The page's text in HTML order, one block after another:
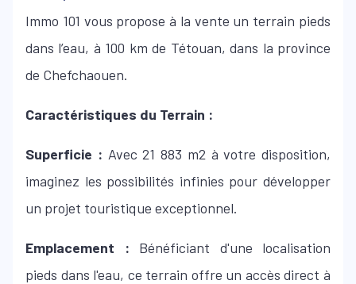
Immo 101 vous propose à la vente un terrain pieds
dans l’eau, à 100 km de Tétouan, dans la province
de Chefchaouen.
Caractéristiques du Terrain :
Superficie : Avec 21 883 m2 à votre disposition,
imaginez les possibilités infinies pour développer
un projet touristique exceptionnel.
Emplacement : Bénéficiant d'une localisation
pieds dans l'eau, ce terrain offre un accès direct à